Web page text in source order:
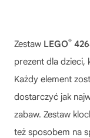
Zestaw LEGO®
prezent dla dzieci,
Każdy element
dostarczyć jak
zabaw. Zestaw
też sposobem na